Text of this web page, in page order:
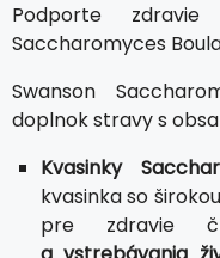
Podporte
Saccharomyces
Swanson
doplnok stravy s
Kvasinky
kvasinka so
pre zdravie